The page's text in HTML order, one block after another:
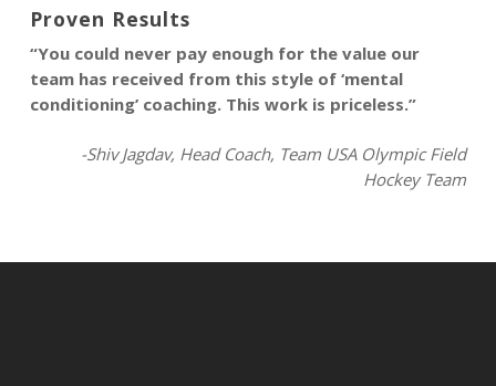
Proven Results
“You could never pay enough for the value our
team has received from this style of ‘mental
conditioning’ coaching. This work is priceless.”
-Shiv Jagdav, Head Coach, Team USA Olympic Field
Hockey Team